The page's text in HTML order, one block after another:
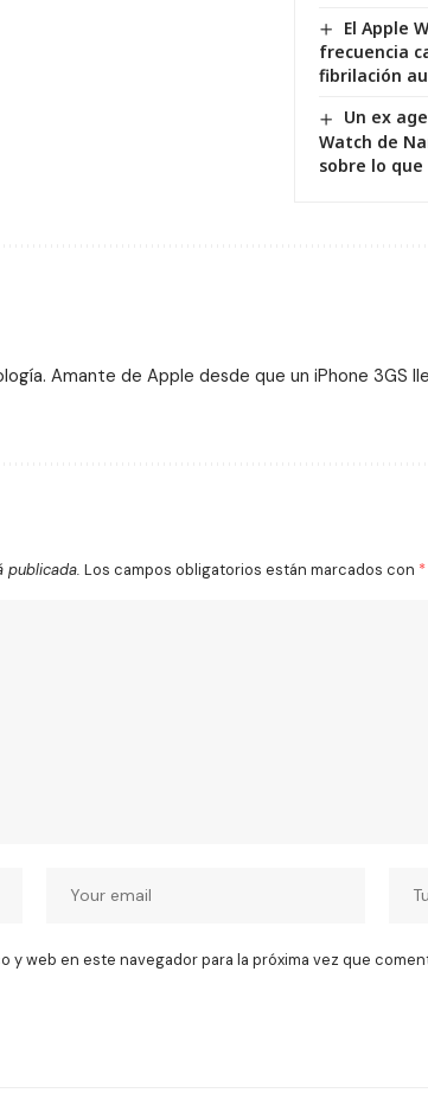
El Apple
frecuencia
fibrilación
Un ex
Watch de
sobre lo
Amante de Apple desde que un iPhone 3GS
publicada. Los campos obligatorios están marcados con *
y web en este navegador para la próxima vez que